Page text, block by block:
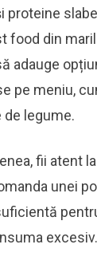
proteine
food din
adauge
pe meniu,
de legume.
fii atent
unei
excesiv.